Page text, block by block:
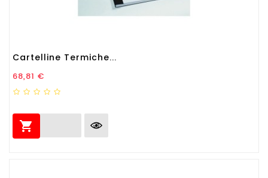
Cartelline Termiche...
Prezzo
68,81 €
